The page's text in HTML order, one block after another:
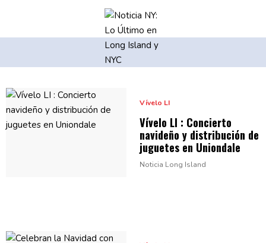
Vívelo LI
Vívelo LI : Concierto
navideño y distribución de
juguetes en Uniondale
Noticia Long Island